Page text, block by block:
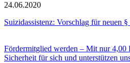
24.06.2020
Suizidassistenz: Vorschlag für neuen
Fördermitglied werden – Mit nur 4,00
Sicherheit für sich und unterstützen